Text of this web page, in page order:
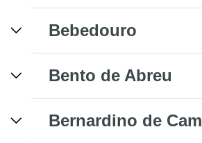
Bebedouro
Bento de Abreu
Bernardino de